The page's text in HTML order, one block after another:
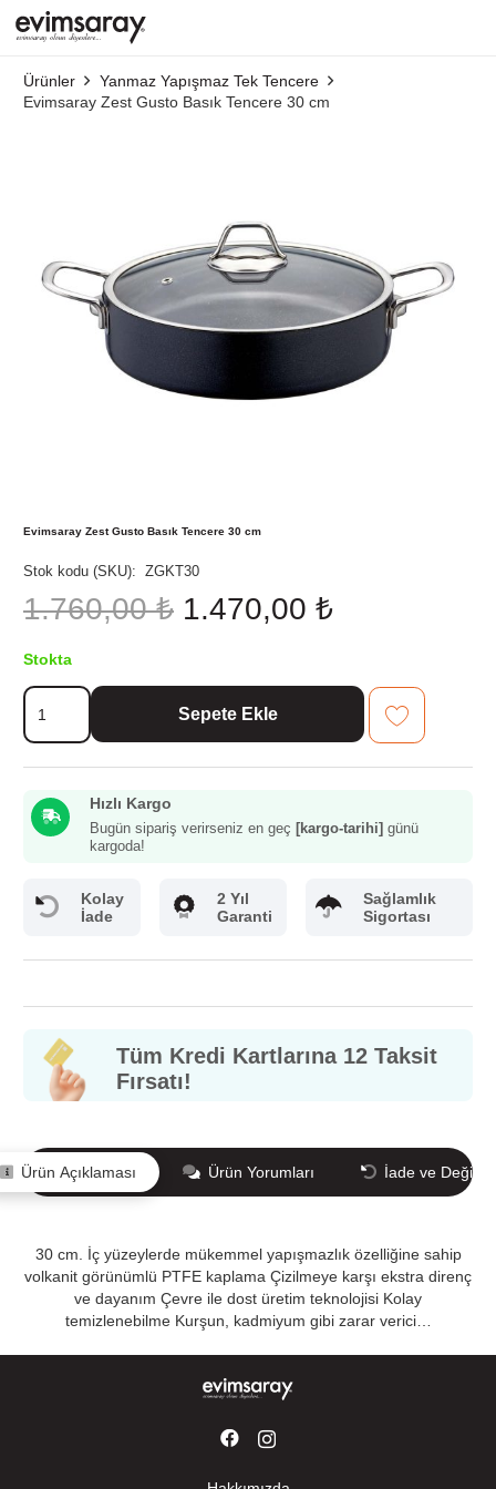
Ürünler
Yanmaz Yapışmaz Tek Tencere
Evimsaray Zest Gusto Basık Tencere 30 cm
Evimsaray Zest Gusto Basık Tencere 30 cm
Stok kodu (SKU): ZGKT30
1.760,00₺ Orijinal
fiyat:
1.470,00 ₺Şu
Stokta
Evimsaray
Zest
Gusto
30
cm
Sepete Ekle
Hızlı Kargo
Bugün sipariş verirseniz en geç [kargo-tarihi] günü
kargoda!
Kolay
İade
2 Yıl
Garanti
Sağlamlık
Sigortası
Tüm Kredi Kartlarına 12 Taksit
Fırsatı!
Ürün Açıklaması Ürün Yorumları İade ve Değişim
30 cm. İç yüzeylerde mükemmel yapışmazlık özelliğine sahip
volkanit görünümlü PTFE kaplama Çizilmeye karşı ekstra direnç
ve dayanım Çevre ile dost üretim teknolojisi Kolay
temizlenebilme Kurşun, kadmiyum gibi zarar verici…